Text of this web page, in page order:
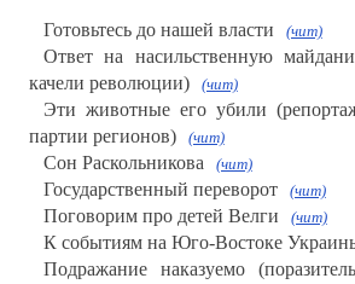
Готовьтесь до нашей власти (чит)
Ответ на насильственную
качели революции)
(чит)
Эти животные его убили
партии регионов)
(чит)
Сон Раскольникова (чит)
Государственный переворот (чит)
Поговорим про детей Велги (чит)
К событиям на Юго-Востоке
Подражание наказуемо